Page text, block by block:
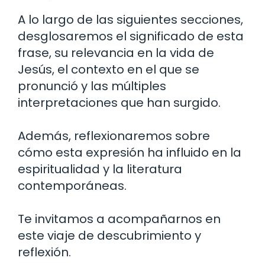
A lo largo de las siguientes secciones,
desglosaremos el significado de esta
frase, su relevancia en la vida de
Jesús, el contexto en el que se
pronunció y las múltiples
interpretaciones que han surgido.
Además, reflexionaremos sobre
cómo esta expresión ha influido en la
espiritualidad y la literatura
contemporáneas.
Te invitamos a acompañarnos en
este viaje de descubrimiento y
reflexión.